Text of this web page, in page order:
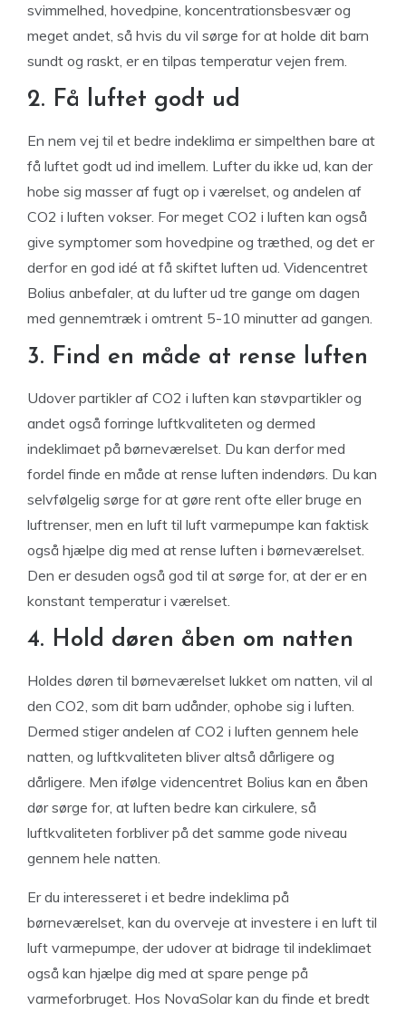
svimmelhed, hovedpine, koncentrationsbesvær og
meget andet, så hvis du vil sørge for at holde dit barn
sundt og raskt, er en tilpas temperatur vejen frem.
2. Få luftet godt ud
En nem vej til et bedre indeklima er simpelthen bare at
få luftet godt ud ind imellem. Lufter du ikke ud, kan der
hobe sig masser af fugt op i værelset, og andelen af
CO2 i luften vokser. For meget CO2 i luften kan også
give symptomer som hovedpine og træthed, og det er
derfor en god idé at få skiftet luften ud. Videncentret
Bolius anbefaler, at du lufter ud tre gange om dagen
med gennemtræk i omtrent 5-10 minutter ad gangen.
3. Find en måde at rense luften
Udover partikler af CO2 i luften kan støvpartikler og
andet også forringe luftkvaliteten og dermed
indeklimaet på børneværelset. Du kan derfor med
fordel finde en måde at rense luften indendørs. Du kan
selvfølgelig sørge for at gøre rent ofte eller bruge en
luftrenser, men en luft til luft varmepumpe kan faktisk
også hjælpe dig med at rense luften i børneværelset.
Den er desuden også god til at sørge for, at der er en
konstant temperatur i værelset.
4. Hold døren åben om natten
Holdes døren til børneværelset lukket om natten, vil al
den CO2, som dit barn udånder, ophobe sig i luften.
Dermed stiger andelen af CO2 i luften gennem hele
natten, og luftkvaliteten bliver altså dårligere og
dårligere. Men ifølge videncentret Bolius kan en åben
dør sørge for, at luften bedre kan cirkulere, så
luftkvaliteten forbliver på det samme gode niveau
gennem hele natten.
Er du interesseret i et bedre indeklima på
børneværelset, kan du overveje at investere i en luft til
luft varmepumpe, der udover at bidrage til indeklimaet
også kan hjælpe dig med at spare penge på
varmeforbruget. Hos NovaSolar kan du finde et bredt